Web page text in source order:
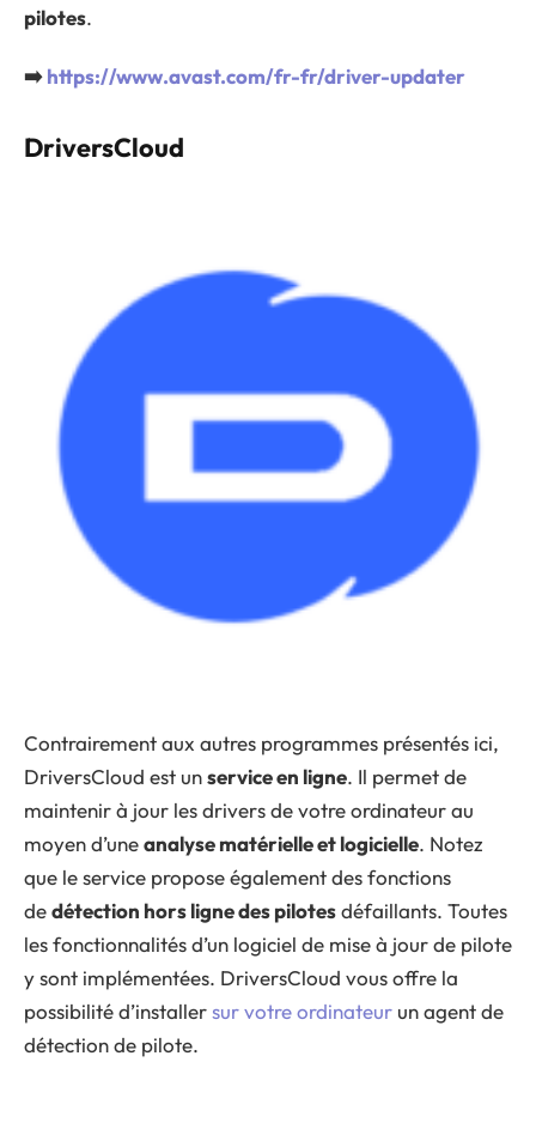
pilotes.
➡️https://www.avast.com/fr-fr/driver-updater
DriversCloud
Contrairement aux autres programmes présentés ici,
DriversCloud est unservice en ligne. Il permet de
maintenir à jour les drivers de votre ordinateur au
moyen d’uneanalyse matérielle et logicielle. Notez
que le service propose également des fonctions
dedétection hors ligne des pilotesdéfaillants. Toutes
les fonctionnalités d’un logiciel de mise à jour de pilote
y sont implémentées. DriversCloud vous offre la
possibilité d’installersur votre ordinateur un agent de
détection de pilote.